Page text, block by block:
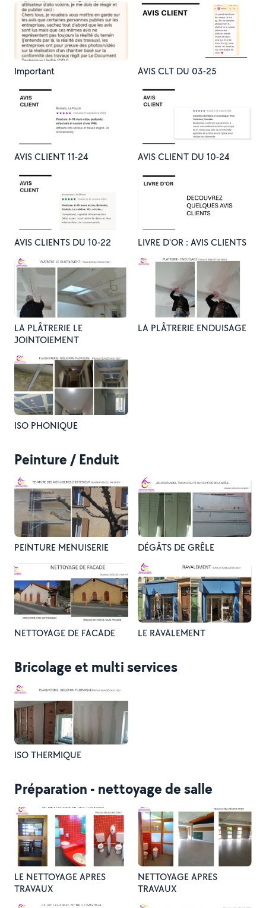
Important AVIS CLT DU 03-25
AVIS CLIENT 11-24 AVIS CLIENT DU 10-24
AVIS CLIENTS DU 10-22 LIVRE D'OR : AVIS CLIENTS
LA PLÂTRERIE LE
JOINTOIEMENT
LA PLÂTRERIE ENDUISAGE
ISO PHONIQUE
Peinture / Enduit
PEINTURE MENUISERIE DÉGÂTS DE GRÊLE
NETTOYAGE DE FACADE LE RAVALEMENT
Bricolage et multi services
ISO THERMIQUE
Préparation - nettoyage de salle
LE NETTOYAGE APRES
TRAVAUX
NETTOYAGE APRES
TRAVAUX